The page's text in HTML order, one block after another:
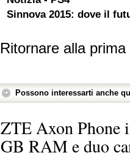
Sinnova 2015: dove il
Ritornare alla prima
Possono interessarti anche
ZTE Axon Phone
GB RAM e duo